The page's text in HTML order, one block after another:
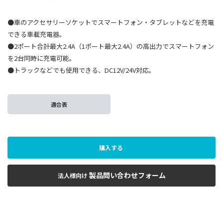
●車のアクセサリーソケットでスマートフォン・タブレットなどを充電
できる車載充電器。
●2ポート合計最大2.4A（1ポート最大2.4A）の高出力でスマートフォン
を2台同時に充電可能。
●トラックなどでも使用できる、DC12V/24V対応。
適合表
購入する
法人様向け 製品問い合わせフォーム